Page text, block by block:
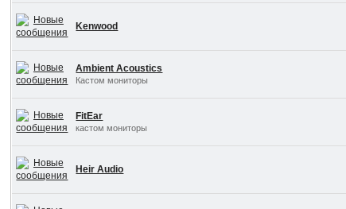
Kenwood
Ambient Acoustics
Кастом мониторы
FitEar
кастом мониторы
Heir Audio